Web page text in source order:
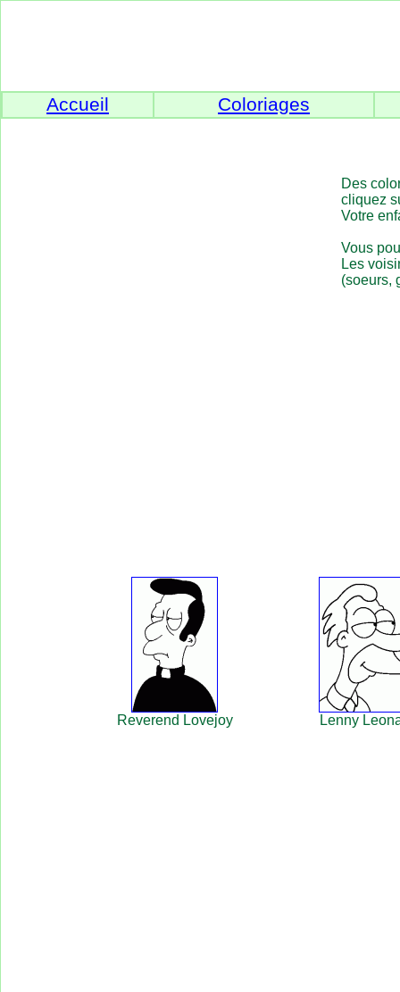
Accueil Coloriages
Des
cliquez
Votre
Vous
Les
(soeurs,
Reverend Lovejoy Lenny